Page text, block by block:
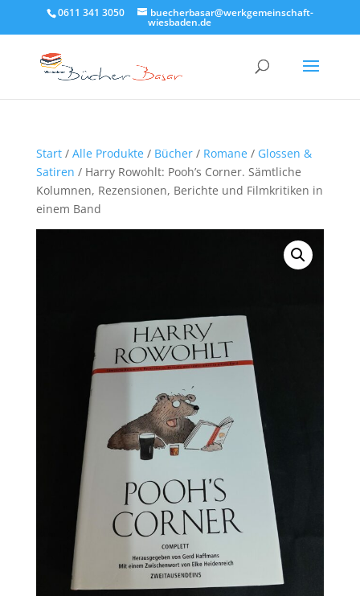
0611 341 3050 buecherbasar@werkgemeinschaft-
wiesbaden.de
Start/ Alle Produkte/ Bücher/ Romane/ Glossen &
Satiren / Harry Rowohlt: Pooh’s Corner. Sämtliche
Kolumnen, Rezensionen, Berichte und Filmkritiken in
einem Band